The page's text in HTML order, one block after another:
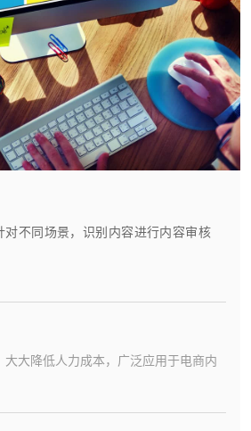
不同场景，识别内容进行内容审核
大大降低人力成本，广泛应用于电商内